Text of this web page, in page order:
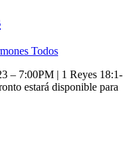
Todos
– 7:00PM | 1 Reyes 18:1-
estará disponible para